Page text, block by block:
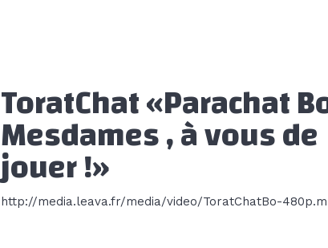
ToratChat «Parachat
Mesdames , à vous de
jouer !»
http://media.leava.fr/media/video/ToratChatBo-